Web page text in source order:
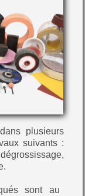
DE SABLAGE
plusieurs
suivants :
sont au